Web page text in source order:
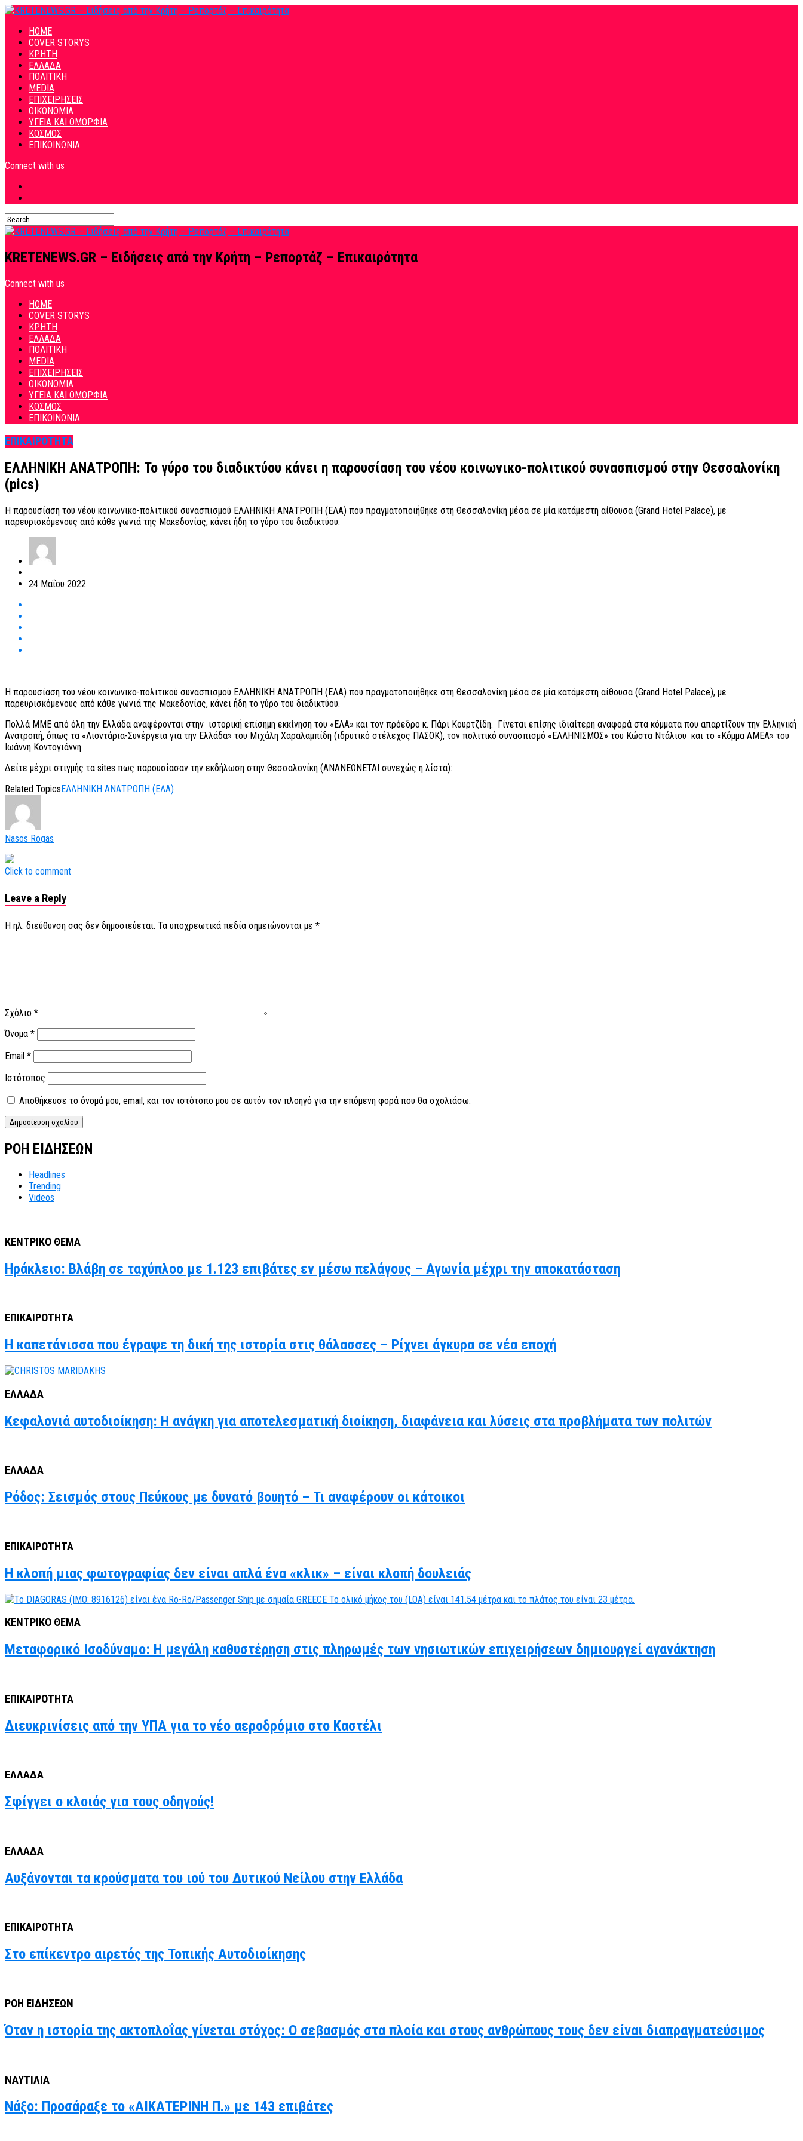
HOME
COVER STORYS
ΚΡΗΤΗ
ΕΛΛΑΔΑ
ΠΟΛΙΤΙΚΗ
MEDIA
ΕΠΙΧΕΙΡΗΣΕΙΣ
ΟΙΚΟΝΟΜΙΑ
ΥΓΕΙΑ ΚΑΙ ΟΜΟΡΦΙΑ
ΚΟΣΜΟΣ
ΕΠΙΚΟΙΝΩΝΙΑ
Connect with us
KRETENEWS.GR – Ειδήσεις από την Κρήτη – Ρεπορτάζ – Επικαιρότητα
Connect with us
HOME
COVER STORYS
ΚΡΗΤΗ
ΕΛΛΑΔΑ
ΠΟΛΙΤΙΚΗ
MEDIA
ΕΠΙΧΕΙΡΗΣΕΙΣ
ΟΙΚΟΝΟΜΙΑ
ΥΓΕΙΑ ΚΑΙ ΟΜΟΡΦΙΑ
ΚΟΣΜΟΣ
ΕΠΙΚΟΙΝΩΝΙΑ
ΕΠΙΚΑΙΡΟΤΗΤΑ
ΕΛΛΗΝΙΚΗ ΑΝΑΤΡΟΠΗ: Το γύρο του διαδικτύου κάνει η παρουσίαση του νέου κοινωνικο-πολιτικού συνασπισμού στην Θεσσαλονίκη
(pics)
Η παρουσίαση του νέου κοινωνικο-πολιτικού συνασπισμού ΕΛΛΗΝΙΚΗ ΑΝΑΤΡΟΠΗ (ΕΛΑ) που πραγματοποιήθηκε στη Θεσσαλονίκη μέσα σε μία κατάμεστη αίθουσα (Grand Hotel Palace), με
παρευρισκόμενους από κάθε γωνιά της Μακεδονίας, κάνει ήδη το γύρο του διαδικτύου.
24 Μαΐου 2022
Η παρουσίαση του νέου κοινωνικο-πολιτικού συνασπισμού ΕΛΛΗΝΙΚΗ ΑΝΑΤΡΟΠΗ (ΕΛΑ) που πραγματοποιήθηκε στη Θεσσαλονίκη μέσα σε μία κατάμεστη αίθουσα (Grand Hotel Palace), με
παρευρισκόμενους από κάθε γωνιά της Μακεδονίας, κάνει ήδη το γύρο του διαδικτύου.
Πολλά ΜΜΕ από όλη την Ελλάδα αναφέρονται στην ιστορική επίσημη εκκίνηση του «ΕΛΑ» και τον πρόεδρο κ. Πάρι Κουρτζίδη. Γίνεται επίσης ιδιαίτερη αναφορά στα κόμματα που απαρτίζουν την Ελληνική
Ανατροπή, όπως τα «Λιοντάρια-Συνέργεια για την Ελλάδα» του Μιχάλη Χαραλαμπίδη (ιδρυτικό στέλεχος ΠΑΣΟΚ), τον πολιτικό συνασπισμό «ΕΛΛΗΝΙΣΜΟΣ» του Κώστα Ντάλιου και το «Κόμμα ΑΜΕΑ» του
Ιωάννη Κοντογιάννη.
Δείτε μέχρι στιγμής τα sites πως παρουσίασαν την εκδήλωση στην Θεσσαλονίκη (ΑΝΑΝΕΩΝΕΤΑΙ συνεχώς η λίστα):
Related Topics ΕΛΛΗΝΙΚΗ ΑΝΑΤΡΟΠΗ (ΕΛΑ)
Nasos Rogas
Click to comment
Leave a Reply
Η ηλ. διεύθυνση σας δεν δημοσιεύεται. Τα υποχρεωτικά πεδία σημειώνονται με *
Σχόλιο *
Όνομα *
Email *
Ιστότοπος
Αποθήκευσε το όνομά μου, email, και τον ιστότοπο μου σε αυτόν τον πλοηγό για την επόμενη φορά που θα σχολιάσω.
ΡΟΗ ΕΙΔΗΣΕΩΝ
Headlines
Trending
Videos
ΚΕΝΤΡΙΚΟ ΘΕΜΑ
Ηράκλειο: Βλάβη σε ταχύπλοο με 1.123 επιβάτες εν μέσω πελάγους – Αγωνία μέχρι την αποκατάσταση
ΕΠΙΚΑΙΡΟΤΗΤΑ
Η καπετάνισσα που έγραψε τη δική της ιστορία στις θάλασσες – Ρίχνει άγκυρα σε νέα εποχή
ΕΛΛΑΔΑ
Κεφαλονιά αυτοδιοίκηση: Η ανάγκη για αποτελεσματική διοίκηση, διαφάνεια και λύσεις στα προβλήματα των πολιτών
ΕΛΛΑΔΑ
Ρόδος: Σεισμός στους Πεύκους με δυνατό βουητό – Τι αναφέρουν οι κάτοικοι
ΕΠΙΚΑΙΡΟΤΗΤΑ
Η κλοπή μιας φωτογραφίας δεν είναι απλά ένα «κλικ» – είναι κλοπή δουλειάς
ΚΕΝΤΡΙΚΟ ΘΕΜΑ
Μεταφορικό Ισοδύναμο: Η μεγάλη καθυστέρηση στις πληρωμές των νησιωτικών επιχειρήσεων δημιουργεί αγανάκτηση
ΕΠΙΚΑΙΡΟΤΗΤΑ
Διευκρινίσεις από την ΥΠΑ για το νέο αεροδρόμιο στο Καστέλι
ΕΛΛΑΔΑ
Σφίγγει ο κλοιός για τους οδηγούς!
ΕΛΛΑΔΑ
Αυξάνονται τα κρούσματα του ιού του Δυτικού Νείλου στην Ελλάδα
ΕΠΙΚΑΙΡΟΤΗΤΑ
Στο επίκεντρο αιρετός της Τοπικής Αυτοδιοίκησης
ΡΟΗ ΕΙΔΗΣΕΩΝ
Όταν η ιστορία της ακτοπλοΐας γίνεται στόχος: Ο σεβασμός στα πλοία και στους ανθρώπους τους δεν είναι διαπραγματεύσιμος
ΝΑΥΤΙΛΙΑ
Νάξο: Προσάραξε το «ΑΙΚΑΤΕΡΙΝΗ Π.» με 143 επιβάτες